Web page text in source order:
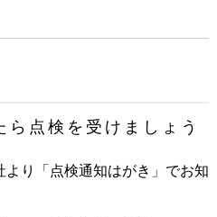
点検を受けましょう
より「点検通知はがき」でお知